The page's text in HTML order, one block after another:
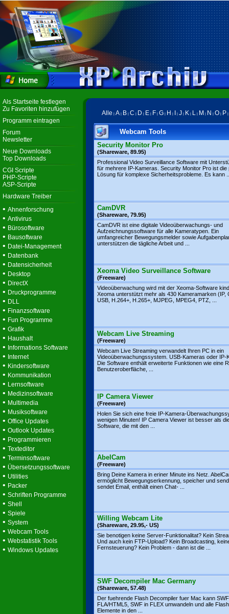
Als Startseite festlegen
Zu Favoriten hinzufügen
Programm eintragen
Forum
Newsletter
Neue Downloads
Top Downloads
CGI Scripte
PHP-Scripte
ASP-Scripte
Hardware Treiber
• Ahnenforschung
• Antivirus
• Bürosoftware
• Bausoftware
• Datei-Management
• Datenbank
• Datensicherheit
• Desktop
• DirectX
• Druckprogramme
• DLL
• Finanzsoftware
• Fun Programme
• Grafik
• Haushalt
• Informations Software
• Internet
• Kindersoftware
• Kommunikation
• Lernsoftware
• Medizinsoftware
• Multimedia
• Musiksoftware
• Office Updates
• Outlook Updates
• Programmieren
• Texteditor
• Terminsoftware
• Übersetzungssoftware
• Utilities
• Packer
• Schriften Programme
• Shell
• Spiele
• System
• Webcam Tools
• Webstatistik Tools
• Windows Updates
Alle A B C D E F G H J K L M N O P
Webcam Tools
Security Monitor Pro
(Shareware, 89.95)
Professional Video Surveillance Software mit
für mehrere IP-Kameras. Security Monitor Pro ist die
Lösung für komplexe Sicherheitsprobleme. Es kann
CamDVR
(Shareware, 79.95)
CamDVR ist eine digitale Videoüberwachungs- und
Aufzeichnungssoftware für alle Kameratypen. Ein
umfangreicher Bewegungsmelder sowie
unterstützen die tägliche Arbeit und ...
Xeoma Video Surveillance Software
(Freeware)
Videoüberwachung wird mit der Xeoma-Software
Xeoma unterstützt mehr als 430 Kameramarken (IP,
USB, H.264+, H.265+, MJPEG, MPEG4, PTZ, ...
Webcam Live Streaming
(Freeware)
Webcam Live Streaming verwandelt Ihren PC in ein
Videoüberwachungssystem. USB-Kameras oder IP-
Die Software enthält erweiterte Funktionen wie eine
Benutzeroberfläche, ...
IP Camera Viewer
(Freeware)
Holen Sie sich eine freie IP-Kamera-
wenigen Minuten! IP Camera Viewer ist besser als
Software, die mit den ...
AbelCam
(Freeware)
Bring Deine Kamera in eriner Minute ins Netz.
ermöglicht Bewegungserkennung, speicher und
sendet Email, enthält einen Chat- ...
Willing Webcam Lite
(Shareware, 29.95,- US)
Sie benotigen keine Server-Funktionalitat? Kein
Und auch kein FTP-Upload? Kein Broadcasting,
Fernsteuerung? Kein Problem - dann ist die ...
SWF Decompiler Mac Germany
(Shareware, 57.48)
Der fuehrende Flash Decompiler fuer Mac kann
FLA/HTML5, SWF in FLEX umwandeln und alle Flash
Elemente in den ...